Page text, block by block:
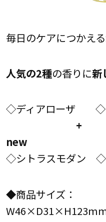
毎日のケアにつかえる
人気の2種の香りに新
◇ディアローザ ◇
+
new
◇シトラスモダン ◇
◆商品サイズ：